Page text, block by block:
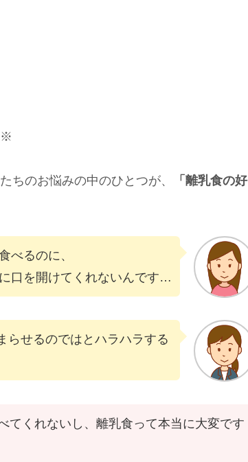
※
ちのお悩みの中のひとつが、
「離乳食の好
べるのに、
口を開けてくれないんです…
らせるのではとハラハラする
てくれないし、離乳食って本当に大変です